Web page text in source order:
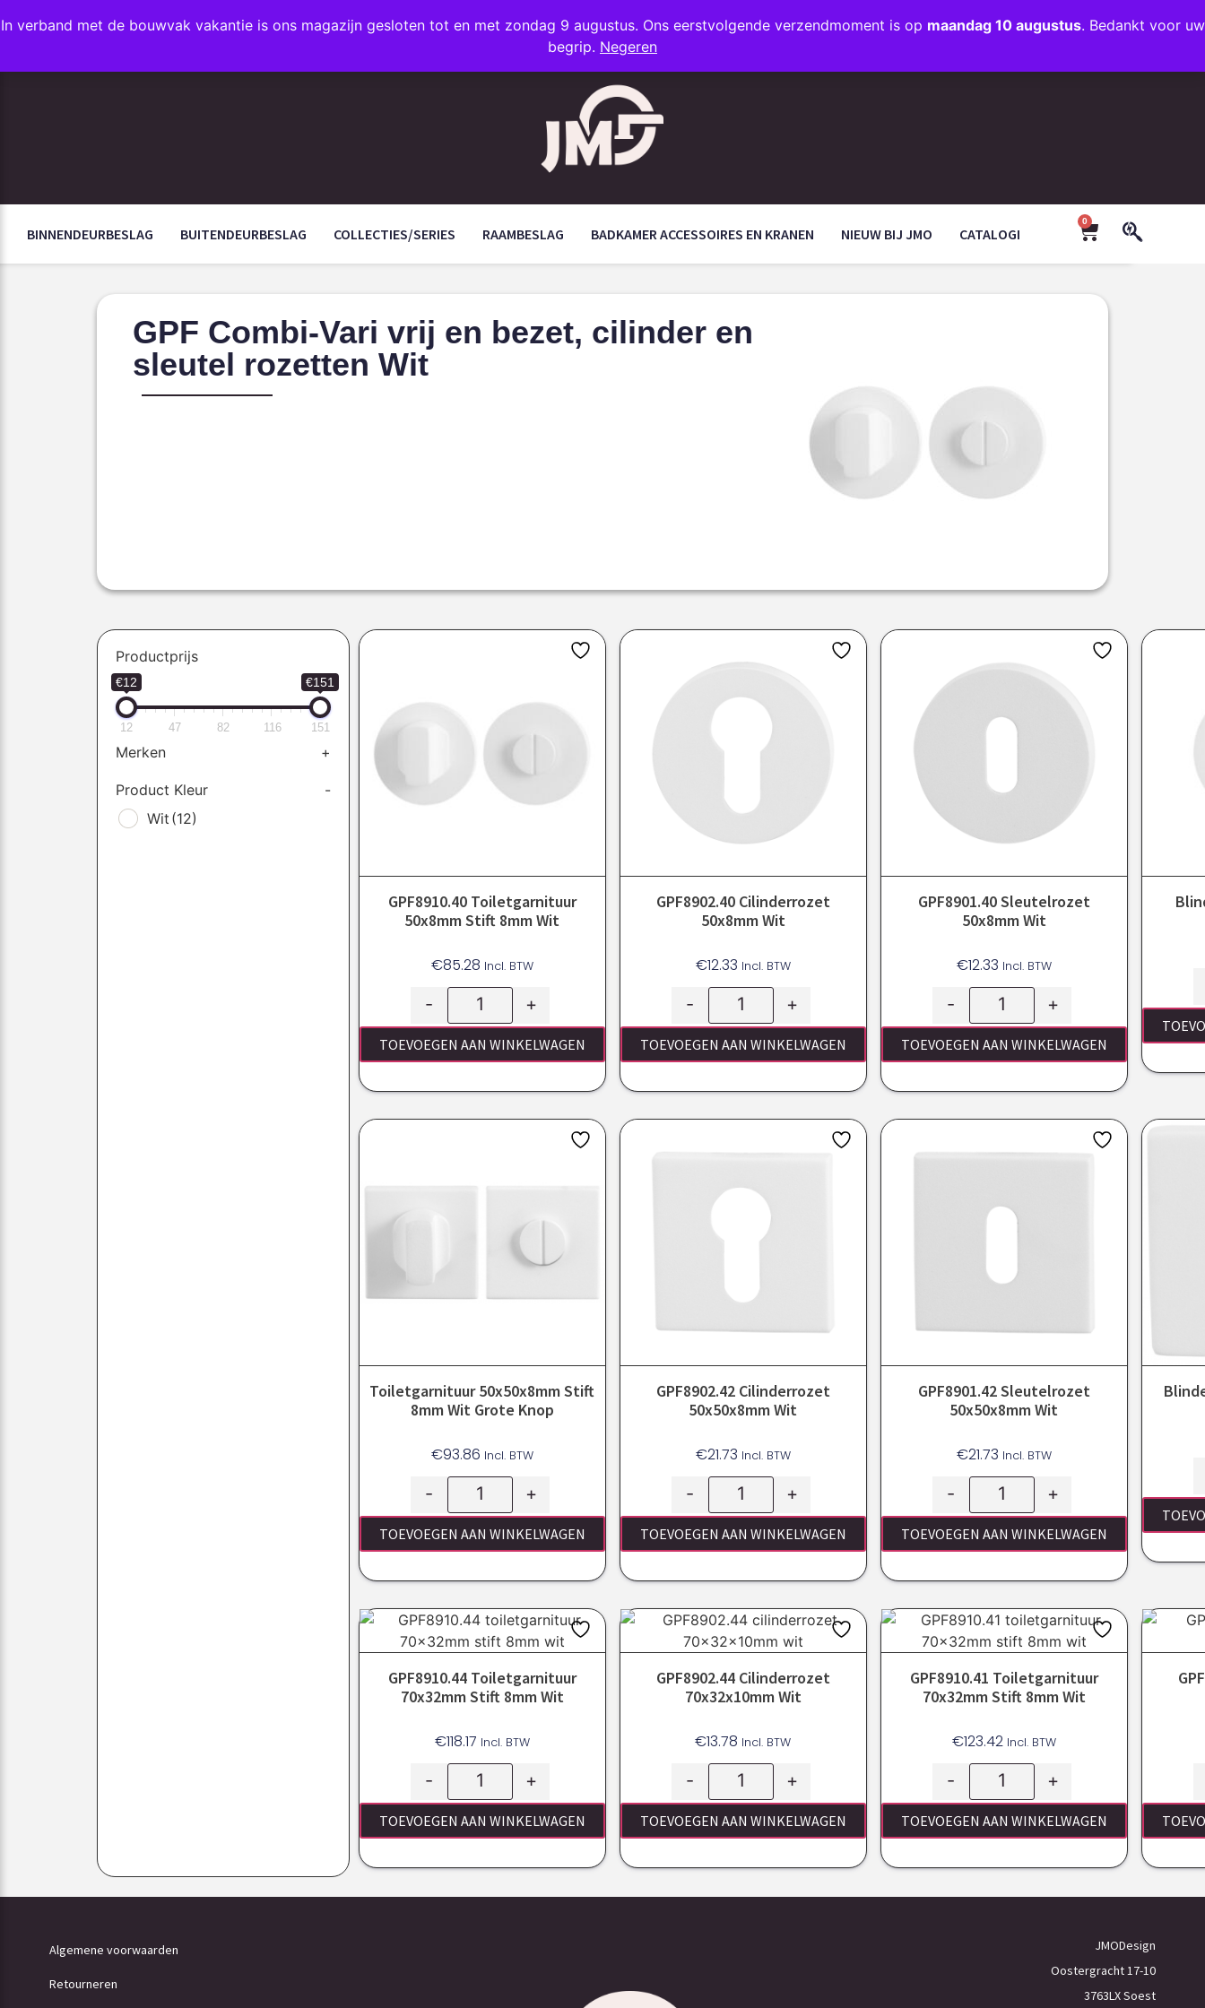
In verband met de bouwvak vakantie is ons magazijn gesloten tot en met zondag 9 augustus. Ons eerstvolgende verzendmoment is op maandag 10 augustus. Bedankt voor uw
begrip. Negeren
INFO@JMODESIGN.NL
+31 (0)35 203 1663
FAVORIETEN
BINNENDEURBESLAG BUITENDEURBESLAG COLLECTIES/SERIES RAAMBESLAG BADKAMER ACCESSOIRES EN KRANEN NIEUW BIJ JMO CATALOGI
0
GPF Combi-Vari vrij en bezet, cilinder en
sleutel rozetten Wit
Productprijs
€12 €151
12 47 82 116 151
Merken +
Product Kleur
-
Wit (12)
GPF8910.40 Toiletgarnituur
50x8mm Stift 8mm Wit
€85.28 Incl. BTW
- +
TOEVOEGEN AAN WINKELWAGEN
GPF8902.40 Cilinderrozet
50x8mm Wit
€12.33 Incl. BTW
- +
TOEVOEGEN AAN WINKELWAGEN
GPF8901.40 Sleutelrozet
50x8mm Wit
€12.33 Incl. BTW
- +
TOEVOEGEN AAN WINKELWAGEN
Toiletgarnituur 50x50x8mm Stift
8mm Wit Grote Knop
€93.86 Incl. BTW
- +
TOEVOEGEN AAN WINKELWAGEN
GPF8902.42 Cilinderrozet
50x50x8mm Wit
€21.73 Incl. BTW
- +
TOEVOEGEN AAN WINKELWAGEN
GPF8901.42 Sleutelrozet
50x50x8mm Wit
€21.73 Incl. BTW
- +
TOEVOEGEN AAN WINKELWAGEN
GPF8910.44 Toiletgarnituur
70x32mm Stift 8mm Wit
€118.17 Incl. BTW
- +
TOEVOEGEN AAN WINKELWAGEN
GPF8902.44 Cilinderrozet
70x32x10mm Wit
€13.78 Incl. BTW
- +
TOEVOEGEN AAN WINKELWAGEN
GPF8910.41 Toiletgarnituur
70x32mm Stift 8mm Wit
€123.42 Incl. BTW
- +
TOEVOEGEN AAN WINKELWAGEN
Algemene voorwaarden
Retourneren
JMODesign
Oostergracht 17-10
3763LX Soest